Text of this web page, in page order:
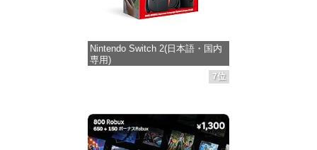
Nintendo Switch 2(日本語・国内
専用)
価格：¥55,871
7位